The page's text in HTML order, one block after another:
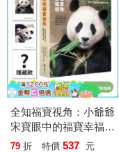
全知福寶視角：小爺爺
宋寶眼中的福寶幸福肥
日常（首刷限量贈：拍
79 折 特價 537 元